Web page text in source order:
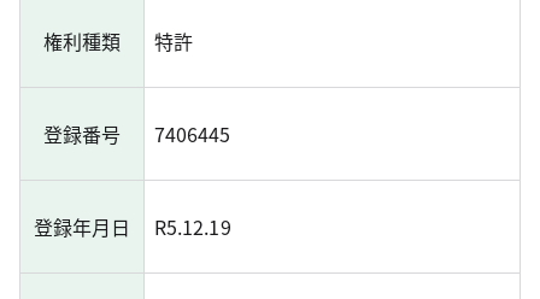
権利種類 特許
登録番号 7406445
登録年月日 R5.12.19